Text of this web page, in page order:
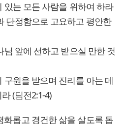
있는 모든 사람을 위하여 하라
단정함으로 고요하고 평안한
님 앞에 선하고 받으실 만한 것
구원을 받으며 진리를 아는 데
(딤전2:1-4)
화롭고 경건한 삶을 살도록 돕